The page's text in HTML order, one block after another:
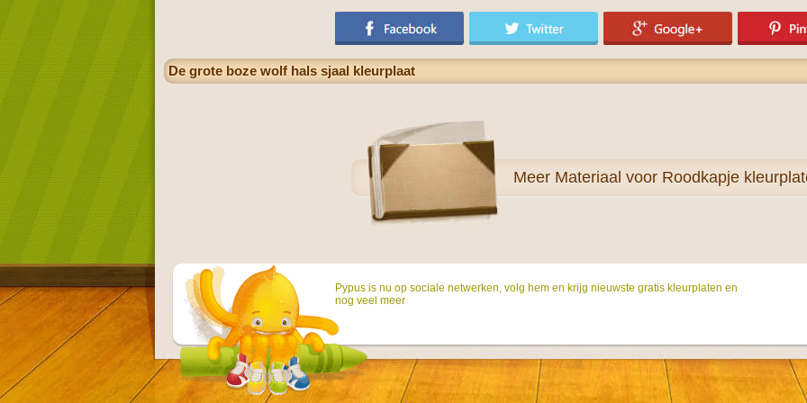
De grote boze wolf hals sjaal kleurplaat
Meer Materiaal voor Roodkapje
Pypus is nu op sociale netwerken, volg hem en krijg nieuwste gratis kleurplaten en
nog veel meer